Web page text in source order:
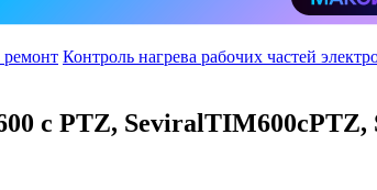
ремонт Контроль нагрева рабочих частей
с PTZ,